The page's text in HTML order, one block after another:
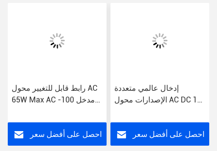
رابط قابل للتغيير محول AC
65W Max AC مدخل 100-
احصل على أفضل سعر
إدخال عالمي متعددة
الإصدارات محول AC DC 1A
5.5 جاك 15W Max
احصل على أفضل سعر